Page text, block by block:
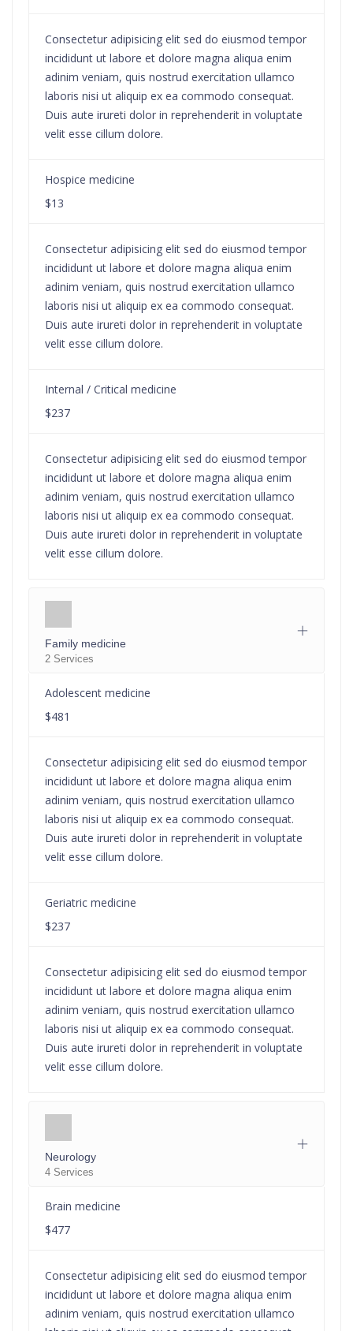
Consectetur adipisicing elit sed do eiusmod tempor
incididunt ut labore et dolore magna aliqua enim
adinim veniam, quis nostrud exercitation ullamco
laboris nisi ut aliquip ex ea commodo consequat.
Duis aute irureti dolor in reprehenderit in voluptate
velit esse cillum dolore.
Hospice medicine
$13
Consectetur adipisicing elit sed do eiusmod tempor
incididunt ut labore et dolore magna aliqua enim
adinim veniam, quis nostrud exercitation ullamco
laboris nisi ut aliquip ex ea commodo consequat.
Duis aute irureti dolor in reprehenderit in voluptate
velit esse cillum dolore.
Internal / Critical medicine
$237
Consectetur adipisicing elit sed do eiusmod tempor
incididunt ut labore et dolore magna aliqua enim
adinim veniam, quis nostrud exercitation ullamco
laboris nisi ut aliquip ex ea commodo consequat.
Duis aute irureti dolor in reprehenderit in voluptate
velit esse cillum dolore.
Family medicine
2 Services
Adolescent medicine
$481
Consectetur adipisicing elit sed do eiusmod tempor
incididunt ut labore et dolore magna aliqua enim
adinim veniam, quis nostrud exercitation ullamco
laboris nisi ut aliquip ex ea commodo consequat.
Duis aute irureti dolor in reprehenderit in voluptate
velit esse cillum dolore.
Geriatric medicine
$237
Consectetur adipisicing elit sed do eiusmod tempor
incididunt ut labore et dolore magna aliqua enim
adinim veniam, quis nostrud exercitation ullamco
laboris nisi ut aliquip ex ea commodo consequat.
Duis aute irureti dolor in reprehenderit in voluptate
velit esse cillum dolore.
Neurology
4 Services
Brain medicine
$477
Consectetur adipisicing elit sed do eiusmod tempor
incididunt ut labore et dolore magna aliqua enim
adinim veniam, quis nostrud exercitation ullamco